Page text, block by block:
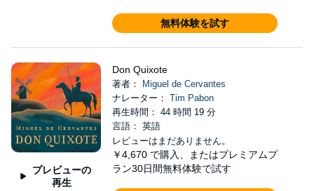
無料体験を試す
プレビューの
再生
Don Quixote
著者：
Miguel de Cervantes
ナレーター： Tim Pabon
再生時間： 44 時間 19 分
言語： 英語
レビューはまだありません。
￥4,670 で購入、またはプレミアムプ
ラン30日間無料体験で試す